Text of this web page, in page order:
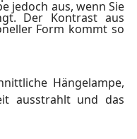
jedoch aus, wenn Sie
Der Kontrast aus
Form kommt so
Hängelampe,
ausstrahlt und das